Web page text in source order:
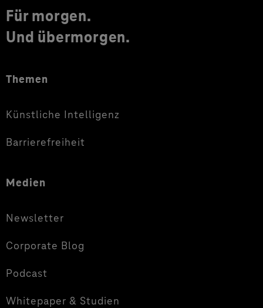
Für morgen.
Und übermorgen.
Themen
Künstliche Intelligenz
Barrierefreiheit
Medien
Newsletter
Corporate Blog
Podcast
Whitepaper & Studien